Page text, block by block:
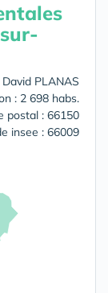
PLANAS
: 2 698 habs.
postal : 66150
insee : 66009